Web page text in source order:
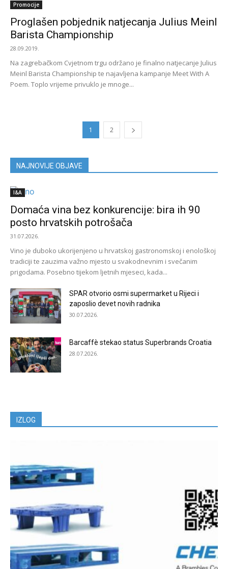
Promocije
Proglašen pobjednik natjecanja Julius Meinl
Barista Championship
28.09.2019.
Na zagrebačkom Cvjetnom trgu održano je finalno natjecanje Julius
Meinl Barista Championship te najavljena kampanje Meet With A
Poem. Toplo vrijeme privuklo je mnoge...
1 2
NAJNOVIJE OBJAVE
I&A
Domaća vina bez konkurencije: bira ih 90
posto hrvatskih potrošača
31.07.2026.
Vino je duboko ukorijenjeno u hrvatskoj gastronomskoj i enološkoj
tradiciji te zauzima važno mjesto u svakodnevnim i svečanim
prigodama. Posebno tijekom ljetnih mjeseci, kada...
SPAR otvorio osmi supermarket u Rijeci i
zaposlio devet novih radnika
30.07.2026.
Barcaffè stekao status Superbrands Croatia
28.07.2026.
IZLOG